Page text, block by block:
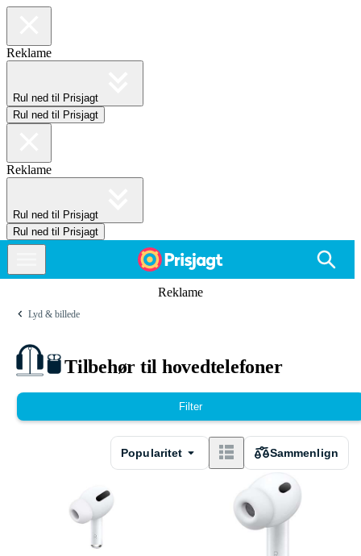
Reklame
Rul ned til Prisjagt
Rul ned til Prisjagt
Reklame
Rul ned til Prisjagt
Rul ned til Prisjagt
Reklame
Lyd & billede
Tilbehør til hovedtelefoner
Filter
Popularitet Sammenlign